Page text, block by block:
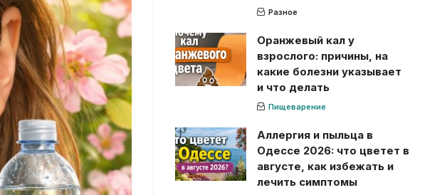
Разное
Оранжевый кал у
взрослого: причины, на
какие болезни указывает
и что делать
Пищеварение
Аллергия и пыльца в
Одессе 2026: что цветет в
августе, как избежать и
лечить симптомы